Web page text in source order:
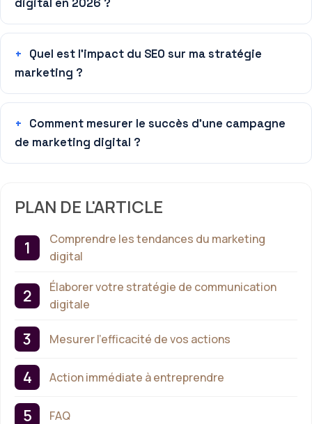
digital en 2026 ?
Quel est l’impact du SEO sur ma stratégie
marketing ?
Comment mesurer le succès d’une campagne
de marketing digital ?
PLAN DE L'ARTICLE
Comprendre les tendances du marketing
digital
Élaborer votre stratégie de communication
digitale
Mesurer l’efficacité de vos actions
Action immédiate à entreprendre
FAQ